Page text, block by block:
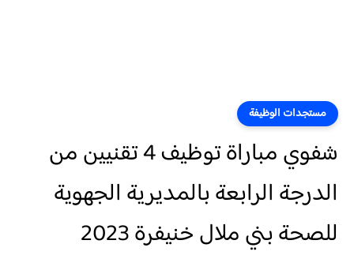
مستجدات الوظيفة
شفوي مباراة توظيف 4 تقنيين من
الدرجة الرابعة بالمديرية الجهوية
للصحة بني ملال خنيفرة 2023